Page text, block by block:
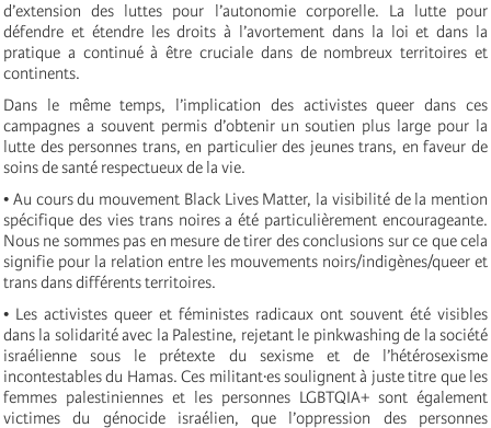
d’extension des luttes pour l’autonomie corporelle. La lutte pour
défendre et étendre les droits à l’avortement dans la loi et dans la
pratique a continué à être cruciale dans de nombreux territoires et
continents.
Dans le même temps, l’implication des activistes queer dans ces
campagnes a souvent permis d’obtenir un soutien plus large pour la
lutte des personnes trans, en particulier des jeunes trans, en faveur de
soins de santé respectueux de la vie.
• Au cours du mouvement Black Lives Matter, la visibilité de la mention
spécifique des vies trans noires a été particulièrement encourageante.
Nous ne sommes pas en mesure de tirer des conclusions sur ce que cela
signifie pour la relation entre les mouvements noirs/indigènes/queer et
trans dans différents territoires.
• Les activistes queer et féministes radicaux ont souvent été visibles
dans la solidarité avec la Palestine, rejetant le pinkwashing de la société
israélienne sous le prétexte du sexisme et de l’hétérosexisme
incontestables du Hamas. Ces militant·es soulignent à juste titre que les
femmes palestiniennes et les personnes LGBTQIA+ sont également
victimes du génocide israélien, que l’oppression des personnes